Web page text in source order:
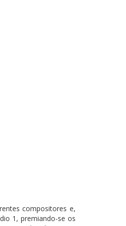
compositores e,
1, premiando-se os